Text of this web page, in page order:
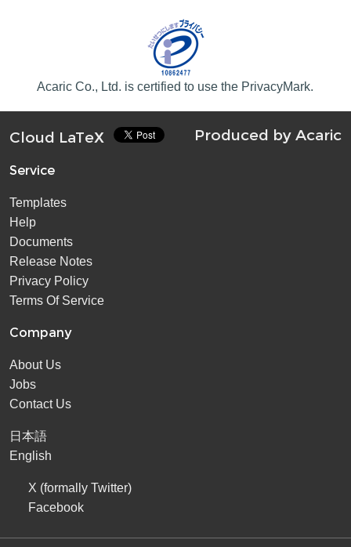
Acaric Co., Ltd. is certified to use the PrivacyMark.
Produced by Acaric
Cloud LaTeX
Service
Templates
Help
Documents
Release Notes
Privacy Policy
Terms Of Service
Company
About Us
Jobs
Contact Us
日本語
English
X (formally Twitter)
Facebook